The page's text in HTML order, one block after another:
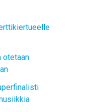
otetaan